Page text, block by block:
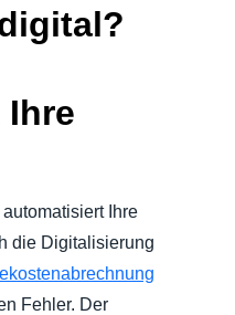
(English)
Ihre
die Digitalisierung
Fehler. Der